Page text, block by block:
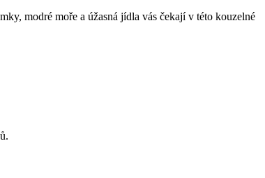
modré moře a úžasná jídla vás čekají v této kouzelné